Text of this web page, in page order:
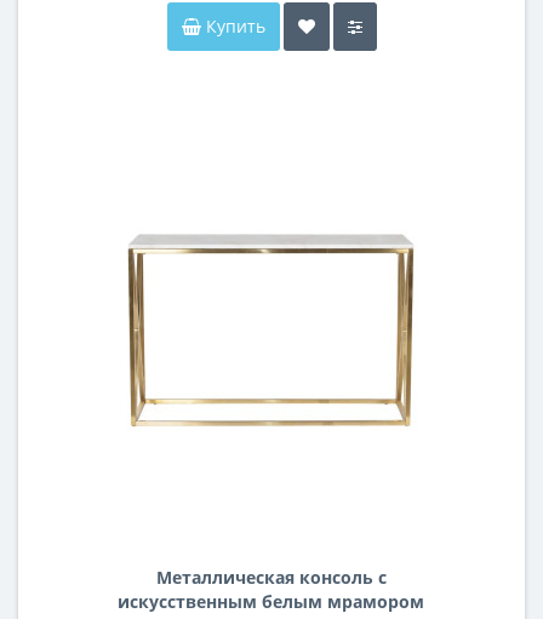
Купить
Металлическая консоль с
искусственным белым мрамором